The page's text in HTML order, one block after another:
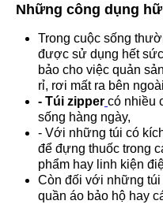
Những công dụng
Trong cuộc sống
được sử dụng hết
bảo cho việc quản
rỉ, rơi mất ra bên
- Túi zipper có nhiều
sống hàng ngày,
- Với những túi có
để đựng thuốc trong
phẩm hay linh kiện
Còn đối với những
quần áo bảo hộ hay